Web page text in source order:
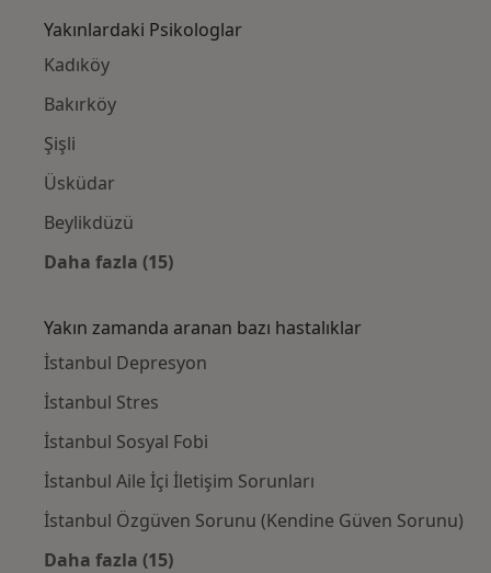
Yakınlardaki Psikologlar
Kadıköy
Bakırköy
Şişli
Üsküdar
Beylikdüzü
Daha fazla (15)
Yakın zamanda aranan bazı hastalıklar
İstanbul Depresyon
İstanbul Stres
İstanbul Sosyal Fobi
İstanbul Aile İçi İletişim Sorunları
İstanbul Özgüven Sorunu (Kendine Güven Sorunu)
Daha fazla (15)